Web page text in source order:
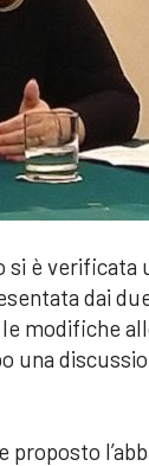
si è
dai
modifiche
una